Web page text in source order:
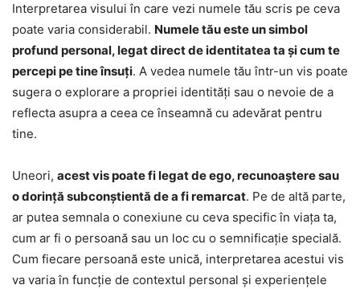
Interpretarea visului în care vezi numele tău scris pe ceva
poate varia considerabil. Numele tău este un simbol
profund personal, legat direct de identitatea ta și cum te
percepi pe tine însuți. A vedea numele tău într-un vis poate
sugera o explorare a propriei identități sau o nevoie de a
reflecta asupra a ceea ce înseamnă cu adevărat pentru
tine.
Uneori, acest vis poate fi legat de ego, recunoaștere sau
o dorință subconștientă de a fi remarcat. Pe de altă parte,
ar putea semnala o conexiune cu ceva specific în viața ta,
cum ar fi o persoană sau un loc cu o semnificație specială.
Cum fiecare persoană este unică, interpretarea acestui vis
va varia în funcție de contextul personal și experiențele